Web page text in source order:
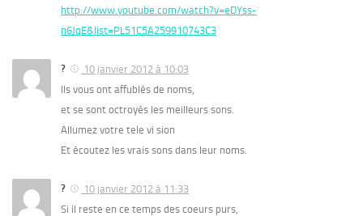
http://www.youtube.com/watch?v=eDYss-
n6JqE&list=PL51C5A259910743C3
?
10 janvier 2012 à 10:03
Ils vous ont affublés de noms,
et se sont octroyés les meilleurs sons.
Allumez votre tele vi sion
Et écoutez les vrais sons dans leur noms.
?
10 janvier 2012 à 11:33
Si il reste en ce temps des coeurs purs,